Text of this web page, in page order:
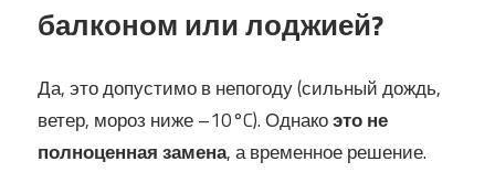
балконом или лоджией?
Да, это допустимо в непогоду (сильный дождь,
ветер, мороз ниже –10°C). Однакоэто не
полноценная замена, а временное решение.